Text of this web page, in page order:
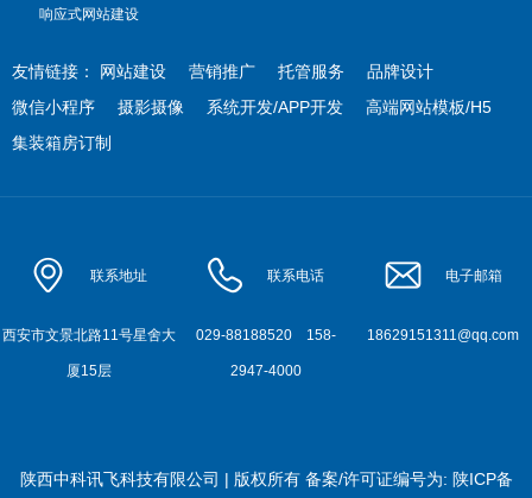
响应式网站建设
友情链接： 网站建设 营销推广 托管服务
品牌设计
微信小程序
摄影摄像 系统开发/APP开发
高端网站模板/H5
集装箱房订制
联系地址
西安市文景北路11号星舍大
厦15层
联系电话
029-88188520158-
2947-4000
电子邮箱
18629151311@qq.com
陕西中科讯飞科技有限公司 | 版权所有 备案/许可证编号为: 陕ICP备